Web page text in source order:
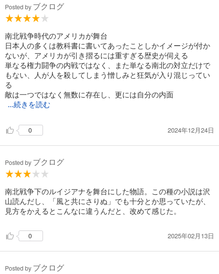
Posted by ブクログ
南北戦争時代のアメリカが舞台
日本人の多くは教科書に書いてあったことしかイメージが付か
ないが、アメリカが引き摺るには重すぎる歴史が伺える
単なる権力闘争の内戦ではなく、また単なる南北の対立だけで
もない、人が人を殺してしまう憎しみと狂気が入り混じってい
る
敵は一つではなく無数に存在し、更には自分の内面
...続きを読む
0 2024年12月24日
Posted by ブクログ
南北戦争下のルイジアナを舞台にした物語。この種の小説は沢
山読んだし、「風と共にさりぬ」でも十分とか思っていたが、
見方をかえるとこんなに違うんだと、改めて感じた。
0 2025年02月13日
Posted by ブクログ